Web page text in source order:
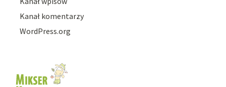
Kanał komentarzy
WordPress.org